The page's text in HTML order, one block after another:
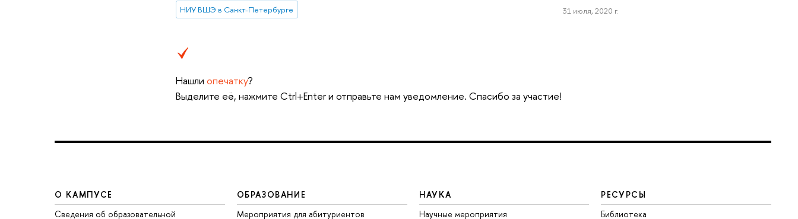
НИУ ВШЭ в Санкт-Петербурге 31 июля, 2020 г.
Нашли опечатку?
Выделите её, нажмите Ctrl+Enter и отправьте нам уведомление. Спасибо за участие!
О КАМПУСЕ
Сведения об образовательной
ОБРАЗОВАНИЕ
Мероприятия для абитуриентов
НАУКА
Научные мероприятия
РЕСУРСЫ
Библиотека